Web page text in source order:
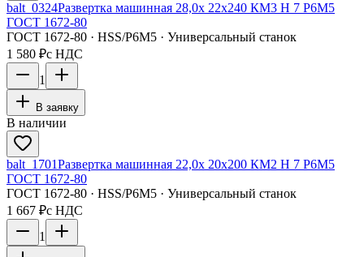
balt_0324Развертка машинная 28,0х 22х240 КМ3 H 7 Р6М5
ГОСТ 1672-80
ГОСТ 1672-80 · HSS/Р6М5 · Универсальный станок
1 580 ₽с НДС
1
В заявку
В наличии
balt_1701Развертка машинная 22,0х 20х200 КМ2 H 7 Р6М5
ГОСТ 1672-80
ГОСТ 1672-80 · HSS/Р6М5 · Универсальный станок
1 667 ₽с НДС
1